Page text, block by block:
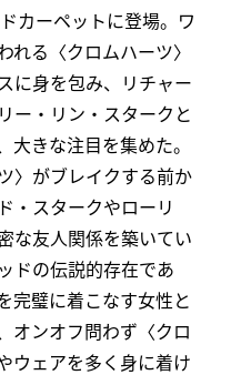
カーペットに登場。ワ
れる〈クロムハーツ〉
に身を包み、リチャー
ー・リン・スタークと
大きな注目を集めた。
〉がブレイクする前か
・スタークやローリ
な友人関係を築いてい
ドの伝説的存在であ
完璧に着こなす女性と
オンオフ問わず〈クロ
ウェアを多く身に着け